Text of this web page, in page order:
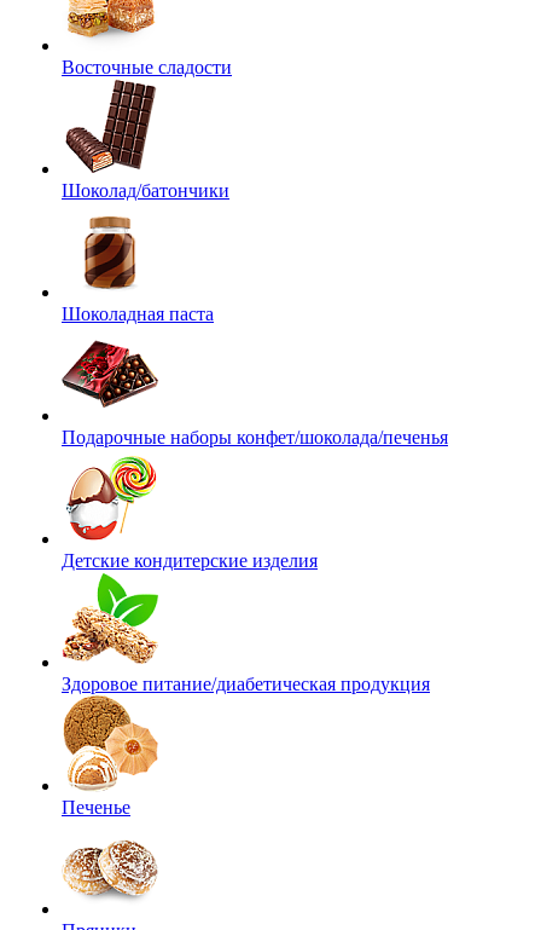
Восточные сладости
Шоколад/батончики
Шоколадная паста
Подарочные наборы конфет/шоколада/печенья
Детские кондитерские изделия
Здоровое питание/диабетическая продукция
Печенье